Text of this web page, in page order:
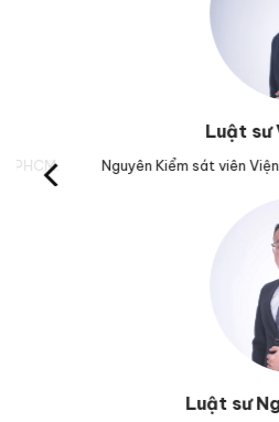
Luật sư Vũ
Nguyên Kiểm sát viên Viện kiểm
Luật sư